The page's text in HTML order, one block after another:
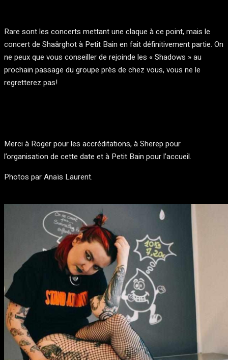
Rare sont les concerts mettant une claque à ce point, mais le
concert de Shaârghot à Petit Bain en fait définitivement partie. On
ne peux que vous conseiller de rejoinde les « Shadows » au
prochain passage du groupe près de chez vous, vous ne le
regretterez pas!
Merci à Roger pour les accréditations, à Sherep pour
l’organisation de cette date et à Petit Bain pour l’accueil.
Photos par Anaïs Laurent.